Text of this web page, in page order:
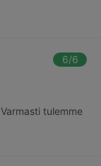
6/6
tulemme